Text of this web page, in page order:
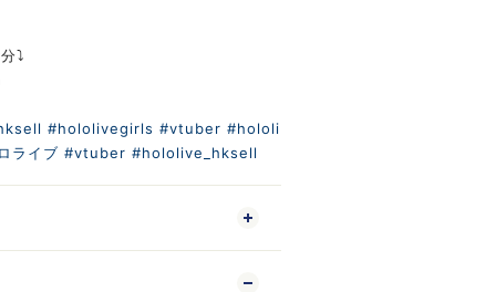
⤵️
#hololivegirls #vtuber #hololi
ライブ #vtuber #hololive_hksell